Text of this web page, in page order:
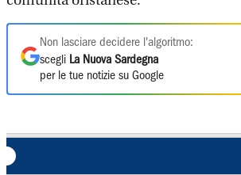
Non lasciare decidere l'algoritmo:
scegli La Nuova Sardegna
per le tue notizie su Google